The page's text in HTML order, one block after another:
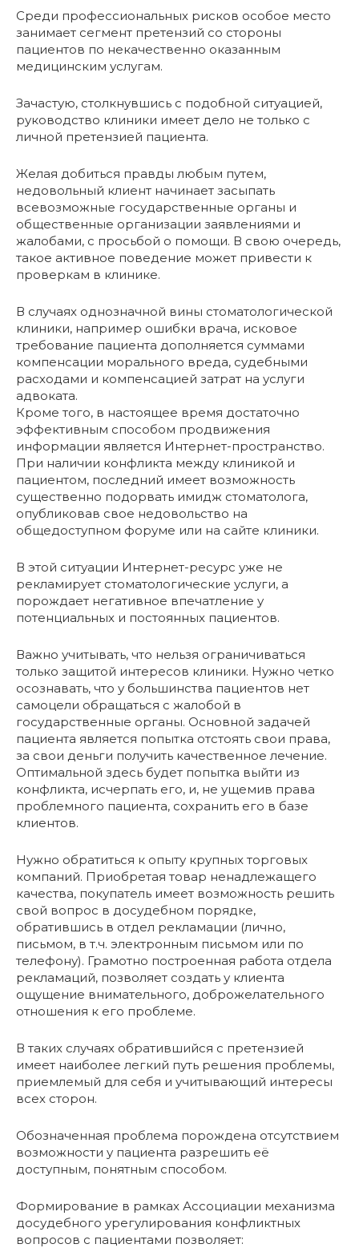
Среди профессиональных рисков особое место
занимает сегмент претензий со стороны
пациентов по некачественно оказанным
медицинским услугам.
Зачастую, столкнувшись с подобной ситуацией,
руководство клиники имеет дело не только с
личной претензией пациента.
Желая добиться правды любым путем,
недовольный клиент начинает засыпать
всевозможные государственные органы и
общественные организации заявлениями и
жалобами, с просьбой о помощи. В свою очередь,
такое активное поведение может привести к
проверкам в клинике.
В случаях однозначной вины стоматологической
клиники, например ошибки врача, исковое
требование пациента дополняется суммами
компенсации морального вреда, судебными
расходами и компенсацией затрат на услуги
адвоката.
Кроме того, в настоящее время достаточно
эффективным способом продвижения
информации является Интернет-пространство.
При наличии конфликта между клиникой и
пациентом, последний имеет возможность
существенно подорвать имидж стоматолога,
опубликовав свое недовольство на
общедоступном форуме или на сайте клиники.
В этой ситуации Интернет-ресурс уже не
рекламирует стоматологические услуги, а
порождает негативное впечатление у
потенциальных и постоянных пациентов.
Важно учитывать, что нельзя ограничиваться
только защитой интересов клиники. Нужно четко
осознавать, что у большинства пациентов нет
самоцели обращаться с жалобой в
государственные органы. Основной задачей
пациента является попытка отстоять свои права,
за свои деньги получить качественное лечение.
Оптимальной здесь будет попытка выйти из
конфликта, исчерпать его, и, не ущемив права
проблемного пациента, сохранить его в базе
клиентов.
Нужно обратиться к опыту крупных торговых
компаний. Приобретая товар ненадлежащего
качества, покупатель имеет возможность решить
свой вопрос в досудебном порядке,
обратившись в отдел рекламации (лично,
письмом, в т.ч. электронным письмом или по
телефону). Грамотно построенная работа отдела
рекламаций, позволяет создать у клиента
ощущение внимательного, доброжелательного
отношения к его проблеме.
В таких случаях обратившийся с претензией
имеет наиболее легкий путь решения проблемы,
приемлемый для себя и учитывающий интересы
всех сторон.
Обозначенная проблема порождена отсутствием
возможности у пациента разрешить её
доступным, понятным способом.
Формирование в рамках Ассоциации механизма
досудебного урегулирования конфликтных
вопросов с пациентами позволяет: